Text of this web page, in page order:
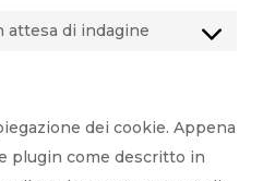
attesa di indagine
Consent
varie
dei cookie. Appena
plugin come descritto in